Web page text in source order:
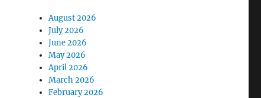
August 2026
July 2026
June 2026
May 2026
April 2026
March 2026
February 2026